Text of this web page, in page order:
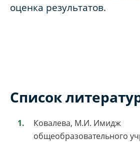
оценка результатов.
Список
Ковалева, М.И. Имидж
общеобразовательного